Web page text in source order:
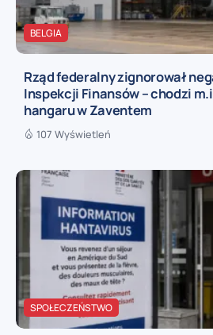
BELGIA
Rząd federalny zignorował
Inspekcji Finansów – chodzi
hangaru w Zaventem
107 Wyświetleń
SPOŁECZEŃSTWO